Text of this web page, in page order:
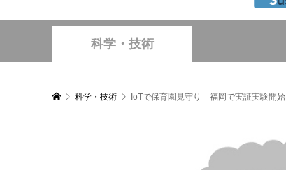
科学・技術
科学・技術 IoTで保育園見守り 福岡で実証実験開始